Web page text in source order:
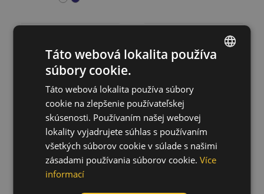
DuPont CHF5
CERVA
03150062
vysoký
03180007
CZECH
SLOVAK
ROMANIAN
Táto webová lokalita používa
súbory cookie.
Táto webová lokalita používa súbory
cookie na zlepšenie používateľskej
skúsenosti. Používaním našej webovej
lokality vyjadrujete súhlas s používaním
všetkých súborov cookie v súlade s našimi
zásadami používania súborov cookie. Více
informací